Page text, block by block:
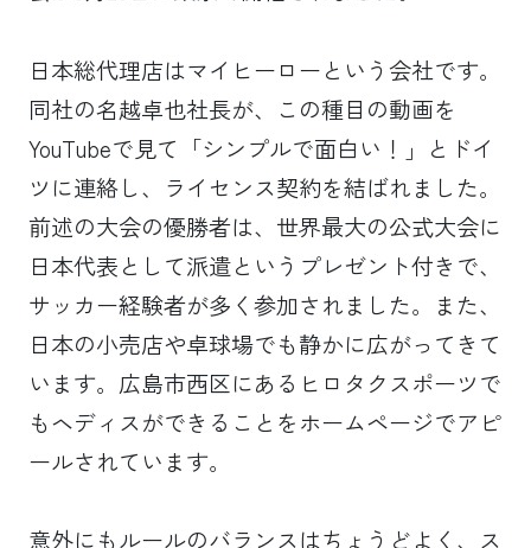
日本総代理店はマイヒーローという会社です。
同社の名越卓也社長が、この種目の動画を
YouTubeで見て「シンプルで面白い！」とドイ
ツに連絡し、ライセンス契約を結ばれました。
前述の大会の優勝者は、世界最大の公式大会に
日本代表として派遣というプレゼント付きで、
サッカー経験者が多く参加されました。また、
日本の小売店や卓球場でも静かに広がってきて
います。広島市西区にあるヒロタクスポーツで
もヘディスができることをホームページでアピ
ールされています。
意外にもルールのバランスはちょうどよく、ス